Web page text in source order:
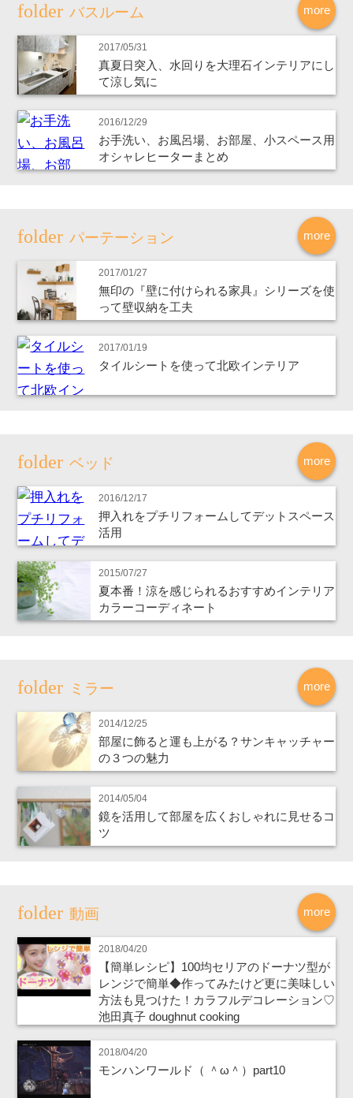
more
バスルーム
2017/05/31
真夏日突入、水回りを大理石インテリアにし
て涼し気に
2016/12/29
お手洗い、お風呂場、お部屋、小スペース用
オシャレヒーターまとめ
more
パーテーション
2017/01/27
無印の『壁に付けられる家具』シリーズを使
って壁収納を工夫
2017/01/19
タイルシートを使って北欧インテリア
more
ベッド
2016/12/17
押入れをプチリフォームしてデットスペース
活用
2015/07/27
夏本番！涼を感じられるおすすめインテリア
カラーコーディネート
more
ミラー
2014/12/25
部屋に飾ると運も上がる？サンキャッチャー
の３つの魅力
2014/05/04
鏡を活用して部屋を広くおしゃれに見せるコ
ツ
more
動画
2018/04/20
【簡単レシピ】100均セリアのドーナツ型が
レンジで簡単◆作ってみたけど更に美味しい
方法も見つけた！カラフルデコレーション♡
池田真子 doughnut cooking
2018/04/20
モンハンワールド（ ＾ω＾）part10